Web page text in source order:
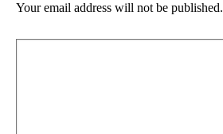
Your email address will not be published.